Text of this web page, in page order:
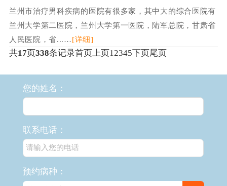
兰州市治疗男科疾病的医院有很多家，其中大的综合医院有
兰州大学第二医院，兰州大学第一医院，陆军总院，甘肃省
人民医院，省...…[详细]
共17页338条记录首页上页12345下页尾页
您的姓名：
联系电话：
预约病种：